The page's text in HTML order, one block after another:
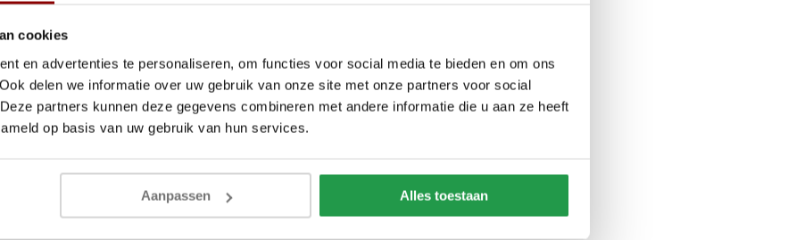
cookies
en advertenties te personaliseren, om functies voor social media te bieden en om ons
delen we informatie over uw gebruik van onze site met onze partners voor social
partners kunnen deze gegevens combineren met andere informatie die u aan ze heeft
op basis van uw gebruik van hun services.
Aanpassen Alles toestaan
snel wilt schakelen en een
op.
en niet na te bestellen